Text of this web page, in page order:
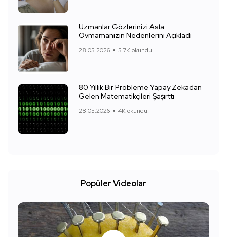
Uzmanlar Gözlerinizi Asla
Ovmamanızın Nedenlerini Açıkladı
28.05.2026 5.7K okundu.
80 Yıllık Bir Probleme Yapay Zekadan
Gelen Matematikçileri Şaşırttı
28.05.2026 4K okundu.
Popüler Videolar